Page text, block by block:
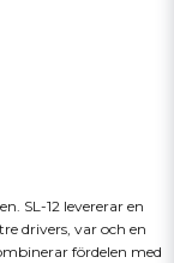
SL-12 levererar en
drivers, var och en
fördelen med